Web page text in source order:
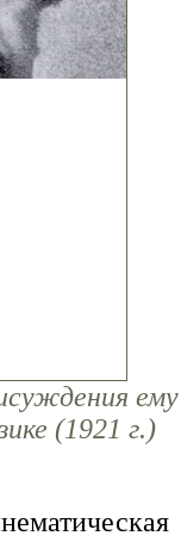
ему
(1921 г.)